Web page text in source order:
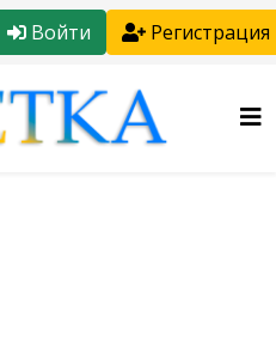
Войти Регистрация